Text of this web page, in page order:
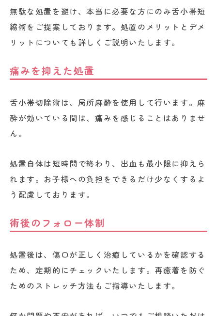
無駄な処置を避け、本当に必要な方にのみ舌小帯短
縮術をご提案しております。処置のメリットとデメ
リットについても詳しくご説明いたします。
痛みを抑えた処置
舌小帯切除術は、局所麻酔を使用して行います。麻
酔が効いている間は、痛みを感じることはありませ
ん。
処置自体は短時間で終わり、出血も最小限に抑えら
れます。お子様への負担をできるだけ少なくするよ
う配慮しております。
術後のフォロー体制
処置後は、傷口が正しく治癒しているかを確認する
ため、定期的にチェックいたします。再癒着を防ぐ
ためのストレッチ方法もご指導いたします。